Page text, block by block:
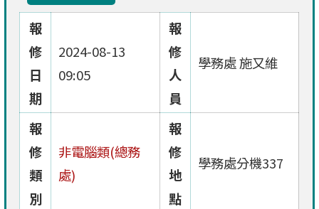
報
修
日
期
2024-08-13
09:05
報
修
人
員
學務處 施又維
報
修
類
別
非電腦類(總務
處)
報
修
地
點
學務處分機337